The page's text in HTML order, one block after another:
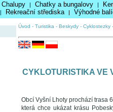
Chalupy | Chatky a bungalovy |
| Rekreační střediska | Výhodné
Úvod - Turistika - Beskydy- Cyklostezky-
CYKLOTURISTIKA VE
Obcí Vyšní Lhoty prochází trasa
která chce ukázat krásu